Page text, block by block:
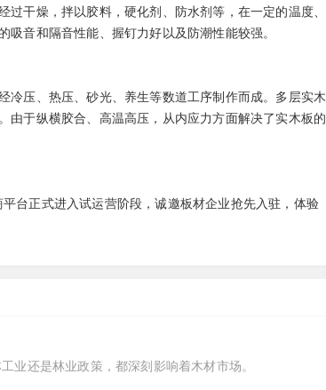
干燥，拌以胶料，硬化剂、防水剂等，在一定的温度、
音和隔音性能、握钉力好以及防潮性能较强。
冷压、热压、砂光、养生等数道工序制作而成。多层实木
由于纵横胶合、高温高压，从内应力方面解决了实木板的
台正式进入试运营阶段，诚邀板材企业抢先入驻，体验
业还是林业政策，都深刻影响着木材市场。